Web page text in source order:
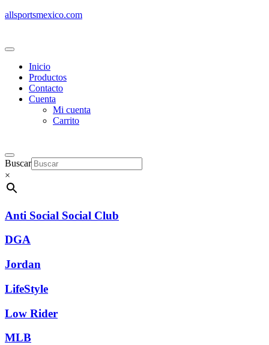
allsportsmexico.com
Inicio
Productos
Contacto
Cuenta
Mi cuenta
Carrito
Buscar
×
Anti Social Social Club
DGA
Jordan
LifeStyle
Low Rider
MLB